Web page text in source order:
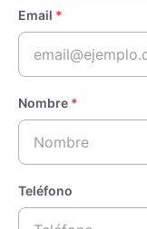
Email *
Nombre *
Teléfono